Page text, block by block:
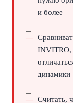
и более
INVITRO,
динамики
Считать,